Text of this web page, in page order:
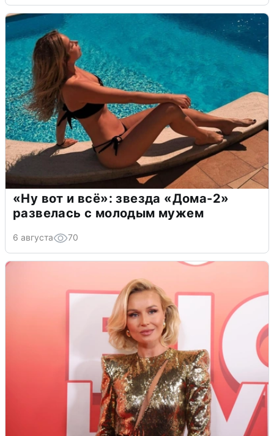
«Ну вот и всё»: звезда «Дома-2»
развелась с молодым мужем
6 августа 70